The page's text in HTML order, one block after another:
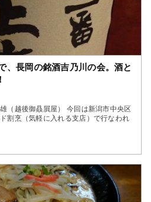
、長岡の銘酒吉乃川の会。酒と
（越後御贔屓屋） 今回は新潟市中央区
割烹（気軽に入れる支店）で行なわれ